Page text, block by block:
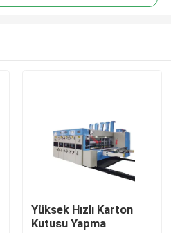
Yüksek Hızlı Karton
Kutusu Yapma